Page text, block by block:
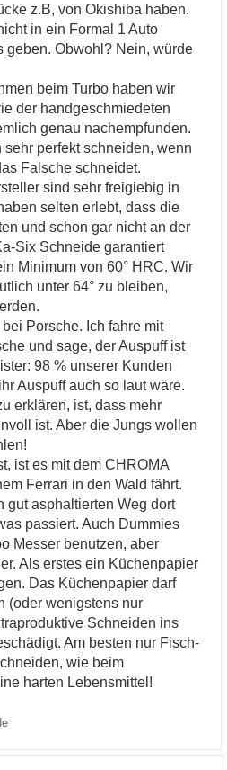
z.B, von Okishiba haben.
in ein Formal 1 Auto
geben. Obwohl? Nein, würde
beim Turbo haben wir
der handgeschmiedeten
genau nachempfunden.
sehr perfekt schneiden, wenn
Falsche schneidet.
sind sehr freigiebig in
selten erlebt, dass die
und schon gar nicht an der
Six Schneide garantiert
Minimum von 60° HRC. Wir
unter 64° zu bleiben,
Porsche. Ich fahre mit
und sage, der Auspuff ist
98 % unserer Kunden
Auspuff auch so laut wäre.
erklären, ist, dass mehr
ist. Aber die Jungs wollen
ist es mit dem CHROMA
Ferrari in den Wald fährt.
gut asphaltierten Weg dort
passiert. Auch Dummies
Messer benutzen, aber
Als erstes ein Küchenpapier
Das Küchenpapier darf
(oder wenigstens nur
Schneiden ins
Am besten nur Fisch-
wie beim
harten Lebensmittel!